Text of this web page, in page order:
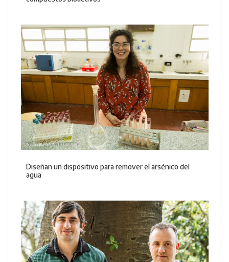
Diseñan un dispositivo para remover el arsénico del
agua